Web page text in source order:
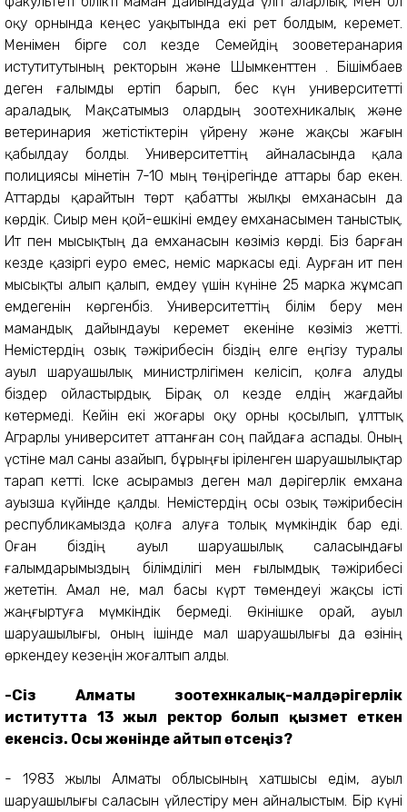
оқу орнында кеңес уақытында екі рет болдым, керемет.
Менімен бірге сол кезде Семейдің зооветеранария
истутитутының ректорын және Шымкенттен Қ. Бішімбаев
деген ғалымды ертіп барып, бес күн университетті
араладық. Мақсатымыз олардың зоотехникалық және
ветеринария жетістіктерін үйрену және жақсы жағын
қабылдау болды. Университеттің айналасында қала
полициясы мінетін 7-10 мың төңірегінде аттары бар екен.
Аттарды қарайтын төрт қабатты жылқы емханасын да
көрдік. Сиыр мен қой-ешкіні емдеу емханасымен таныстық.
Ит пен мысықтың да емханасын көзіміз көрді. Біз барған
кезде қазіргі еуро емес, неміс маркасы еді. Аурған ит пен
мысықты алып қалып, емдеу үшін күніне 25 марка жұмсап
емдегенін көргенбіз. Университеттің білім беру мен
мамандық дайындауы керемет екеніне көзіміз жетті.
Немістердің озық тәжірибесін біздің елге еңгізу туралы
ауыл шаруашылық министрлігімен келісіп, қолға алуды
біздер ойластырдық. Бірақ ол кезде елдің жағдайы
көтермеді. Кейін екі жоғары оқу орны қосылып, ұлттық
Аграрлы университет аттанған соң пайдаға аспады. Оның
үстіне мал саны азайып, бұрыңғы іріленген шаруашылықтар
тарап кетті. Іске асырамыз деген мал дәрігерлік емхана
ауызша күйінде қалды. Немістердің осы озық тәжірибесін
республикамызда қолға алуға толық мүмкіндік бар еді.
Оған біздің ауыл шаруашылық саласындағы
ғалымдарымыздың білімділігі мен ғылымдық тәжірибесі
жететін. Амал не, мал басы күрт төмендеуі жақсы істі
жаңғыртуға мүмкіндік бермеді. Өкінішке орай, ауыл
шаруашылығы, оның ішінде мал шаруашылығы да өзінің
өркендеу кезеңін жоғалтып алды.
-Сіз Алматы зоотехнкалық-малдәрігерлік
иститутта 13 жыл ректор болып қызмет еткен
екенсіз. Осы жөнінде айтып өтсеңіз?
- 1983 жылы Алматы облысының хатшысы едім, ауыл
шаруашылығы саласын үйлестіру мен айналыстым. Бір күні